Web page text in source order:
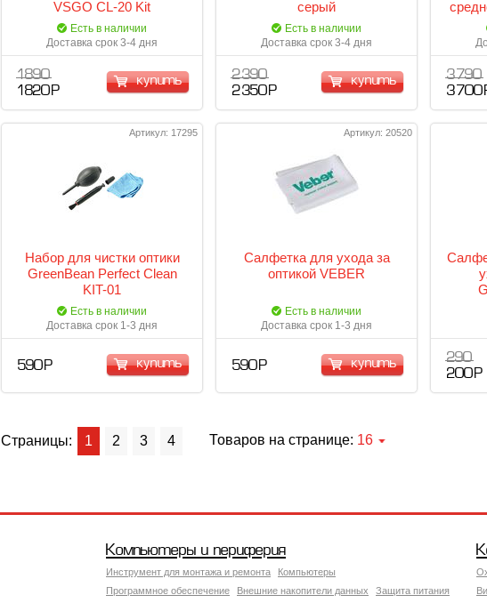
VSGO CL-20 Kit
Есть в наличии
Доставка срок 3-4 дня
1 890
1 820 Р
купить
серый
Есть в наличии
Доставка срок 3-4 дня
2 390
2 350 Р
купить
3 790
3 700
Артикул: 17295
Набор для чистки оптики
GreenBean Perfect Clean
KIT-01
Есть в наличии
Доставка срок 1-3 дня
590 Р купить
Артикул: 20520
Салфетка для ухода за
оптикой VEBER
Есть в наличии
Доставка срок 1-3 дня
590 Р купить
290
200 Р
Страницы: 1 2 3 4 Товаров на странице: 16
Компьютеры и периферия
Инструмент для монтажа и ремонта
Компьютеры
Программное обеспечение
Внешние накопители данных
Защита питания